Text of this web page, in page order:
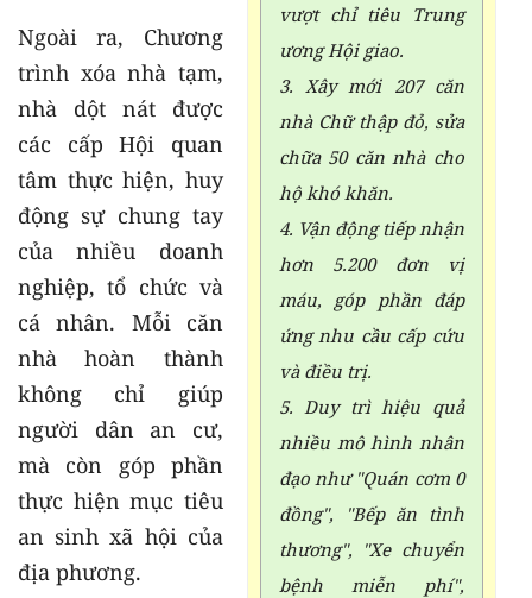
vượt chỉ tiêu Trung
ương Hội giao.
3. Xây mới 207 căn
nhà Chữ thập đỏ, sửa
chữa 50 căn nhà cho
hộ khó khăn.
4. Vận động tiếp nhận
hơn 5.200 đơn vị
máu, góp phần đáp
ứng nhu cầu cấp cứu
và điều trị.
5. Duy trì hiệu quả
nhiều mô hình nhân
đạo như "Quán cơm 0
đồng", "Bếp ăn tình
thương", "Xe chuyển
bệnh miễn phí",
Ngoài ra, Chương
trình xóa nhà tạm,
nhà dột nát được
các cấp Hội quan
tâm thực hiện, huy
động sự chung tay
của nhiều doanh
nghiệp, tổ chức và
cá nhân. Mỗi căn
nhà hoàn thành
không chỉ giúp
người dân an cư,
mà còn góp phần
thực hiện mục tiêu
an sinh xã hội của
địa phương.